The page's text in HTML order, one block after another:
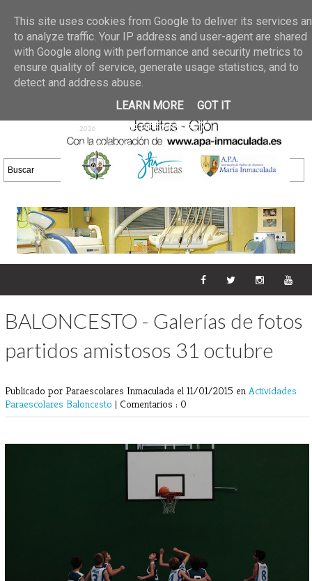
02 jun 2026
GALERIA DE FOTOS
30/05/2026
25 may 2026
GALERIA
DE FOTOS 23/05/2026
20 may
2026
GALERIA DE FOTOS
16/05/2026
DE FOTOS 09/05/2026
28 abr
2026
GALERIA DE FOTOS 25 Y
26/04/2026
BALONCESTO - Galerías de fotos
partidos amistosos 31 octubre
Publicado por Paraescolares Inmaculada el 11/01/2015 en Actividades
Paraescolares Baloncesto | Comentarios : 0
This site uses cookies from Google to deliver its services
to analyze traffic. Your IP address and user-agent are shared
with Google along with performance and security metrics to
ensure quality of service, generate usage statistics, and to
detect and address abuse.
LEARN MORE
GOT IT